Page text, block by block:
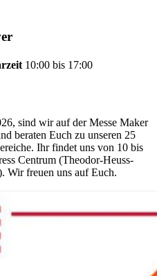
10:00 bis 17:00
sind wir auf der Messe Maker
beraten Euch zu unseren 25
Ihr findet uns von 10 bis
Centrum (Theodor-Heuss-
Wir freuen uns auf Euch.